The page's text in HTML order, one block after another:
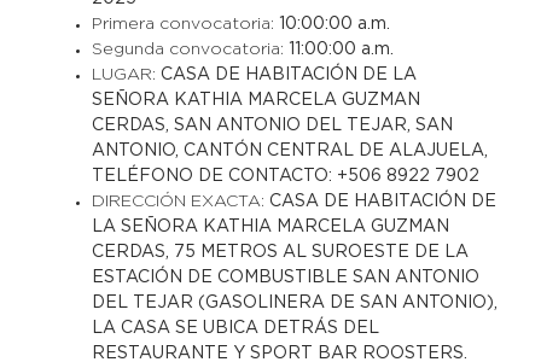
Primera convocatoria:
10:00:00 a.m.
Segunda convocatoria:
11:00:00 a.m.
LUGAR: CASA DE HABITACIÓN DE LA
SEÑORA KATHIA MARCELA GUZMAN
CERDAS, SAN ANTONIO DEL TEJAR, SAN
ANTONIO, CANTÓN CENTRAL DE ALAJUELA,
TELÉFONO DE CONTACTO: +506 8922 7902
DIRECCIÓN EXACTA: CASA DE HABITACIÓN DE
LA SEÑORA KATHIA MARCELA GUZMAN
CERDAS, 75 METROS AL SUROESTE DE LA
ESTACIÓN DE COMBUSTIBLE SAN ANTONIO
DEL TEJAR (GASOLINERA DE SAN ANTONIO),
LA CASA SE UBICA DETRÁS DEL
RESTAURANTE Y SPORT BAR ROOSTERS.